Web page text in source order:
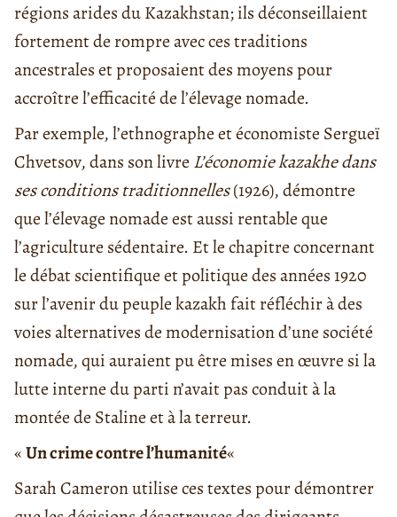
régions arides du Kazakhstan; ils déconseillaient
fortement de rompre avec ces traditions
ancestrales et proposaient des moyens pour
accroître l’efficacité de l’élevage nomade.
Par exemple, l’ethnographe et économiste Sergueï
Chvetsov, dans son livre L’économie kazakhe dans
ses conditions traditionnelles(1926), démontre
que l’élevage nomade est aussi rentable que
l’agriculture sédentaire. Et le chapitre concernant
le débat scientifique et politique des années 1920
sur l’avenir du peuple kazakh fait réfléchir à des
voies alternatives de modernisation d’une société
nomade, qui auraient pu être mises en œuvre si la
lutte interne du parti n’avait pas conduit à la
montée de Staline et à la terreur.
«Un crime contre l’humanité«
Sarah Cameron utilise ces textes pour démontrer